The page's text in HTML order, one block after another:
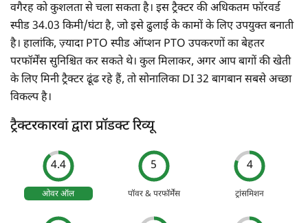
वगैरह को कुशलता से चला सकता है। इस ट्रैक्टर की अधिकतम फॉरवर्ड
स्पीड 34.03 किमी/घंटा है, जो इसे ढुलाई के कामों के लिए उपयुक्त बनाती
है। हालांकि, ज़्यादा PTO स्पीड ऑप्शन PTO उपकरणों का बेहतर
परफॉर्मेंस सुनिश्चित कर सकते थे। कुल मिलाकर, अगर आप बागों की खेती
के लिए मिनी ट्रैक्टर ढूंढ रहे हैं, तो सोनालिका DI 32 बागबान सबसे अच्छा
विकल्प है।
ट्रैक्टरकारवां द्वारा प्रॉडक्ट रिव्यू
4.4
ओवर ऑल
5
पॉवर & परफॉर्मेंस
4
ट्रांसमिशन